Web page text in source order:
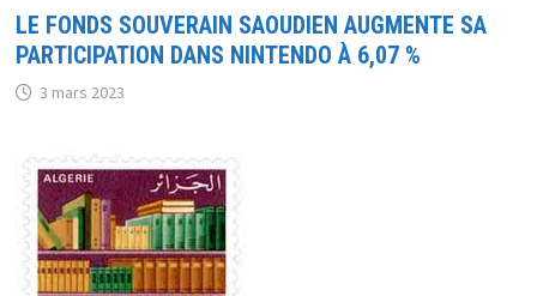
LE FONDS SOUVERAIN SAOUDIEN AUGMENTE SA
PARTICIPATION DANS NINTENDO À 6,07 %
3 mars 2023